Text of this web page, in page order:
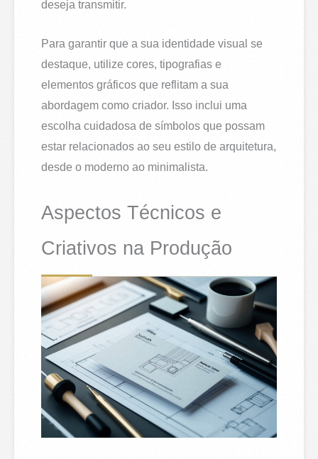
deseja transmitir.
Para garantir que a sua identidade visual se
destaque, utilize cores, tipografias e
elementos gráficos que reflitam a sua
abordagem como criador. Isso inclui uma
escolha cuidadosa de símbolos que possam
estar relacionados ao seu estilo de arquitetura,
desde o moderno ao minimalista.
Aspectos Técnicos e
Criativos na Produção